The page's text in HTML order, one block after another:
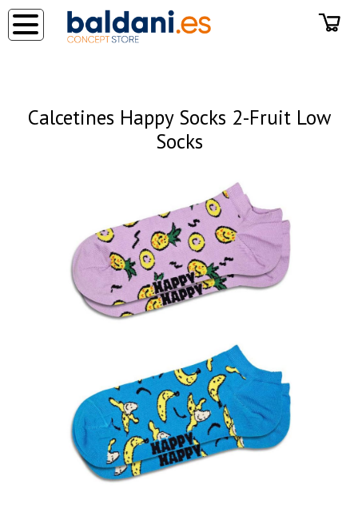
Calcetines Happy Socks 2-Fruit Low
Socks